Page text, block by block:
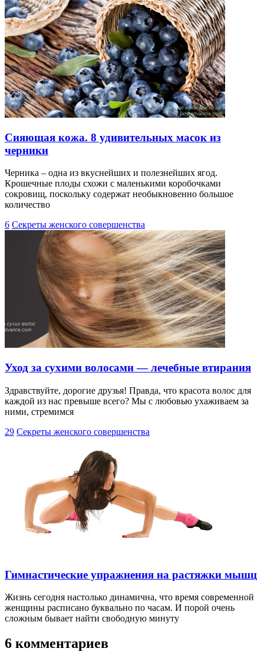
Сияющая кожа. 8 удивительных масок из
черники
Черника – одна из вкуснейших и полезнейших ягод.
Крошечные плоды схожи с маленькими коробочками
сокровищ, поскольку содержат необыкновенно большое
количество
6 Секреты женского совершенства
Уход за сухими волосами — лечебные втирания
Здравствуйте, дорогие друзья! Правда, что красота волос для
каждой из нас превыше всего? Мы с любовью ухаживаем за
ними, стремимся
29 Секреты женского совершенства
Гимнастические упражнения на растяжки мышц
Жизнь сегодня настолько динамична, что время современной
женщины расписано буквально по часам. И порой очень
сложным бывает найти свободную минуту
6 комментариев